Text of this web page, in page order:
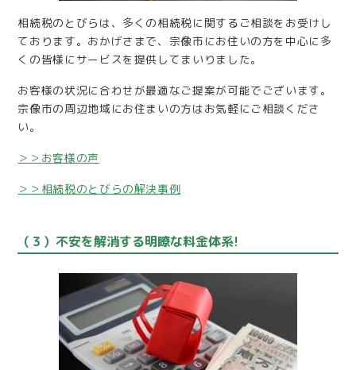
相続税のとびらは、多くの相続税に関するご相談をお受けし
ております。おかげさまで、宗像市にお住いの方を中心に多
くの皆様にサービスを提供してまいりました。
お客様の状況に合わせが最適なご提案が可能でございます。
宗像市の周辺地域にお住まいの方はお気軽にご相談くださ
い。
＞＞お客様の声
＞＞相続税のとびらの解決事例
（３）不安を解消する明瞭な料金体系!